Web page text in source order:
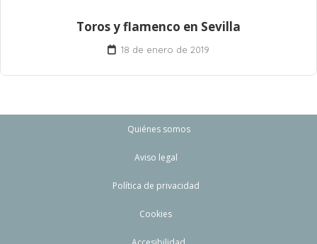
Toros y flamenco en Sevilla
18 de enero de 2019
Quiénes somos
Aviso legal
Política de privacidad
Cookies